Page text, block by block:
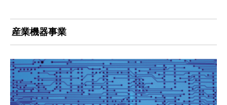
産業機器事業